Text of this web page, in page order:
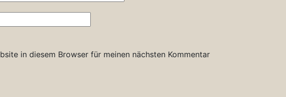
in diesem Browser für meinen nächsten Kommentar